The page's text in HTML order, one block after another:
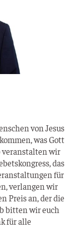
von Jesus
was Gott
ver­an­stal­ten wir
das
für
ver­lan­gen wir
Preis an, der die
bit­ten wir euch
für alle